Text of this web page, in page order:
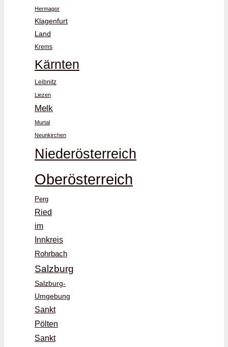
Hermagor
Klagenfurt
Land
Krems
Kärnten
Leibnitz
Liezen
Melk
Murtal
Neunkirchen
Niederösterreich
Oberösterreich
Perg
Ried
im
Innkreis
Rohrbach
Salzburg
Salzburg-
Umgebung
Sankt
Pölten
Sankt